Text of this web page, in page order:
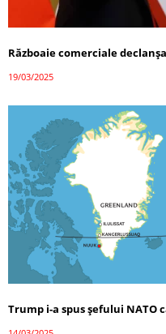
Războaie comerciale
19/03/2025
Trump i-a spus șefului NATO